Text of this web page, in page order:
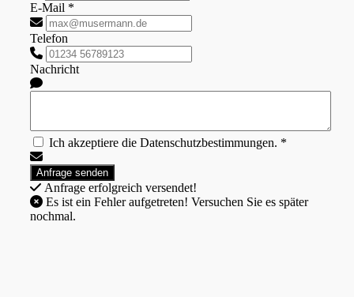
E-Mail *
Telefon
Nachricht
Ich akzeptiere die Datenschutzbestimmungen. *
Anfrage erfolgreich versendet!
nochmal.